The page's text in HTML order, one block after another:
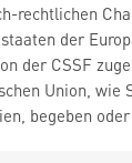
rechtlichen
der
der CSSF
Union, wie
begeben